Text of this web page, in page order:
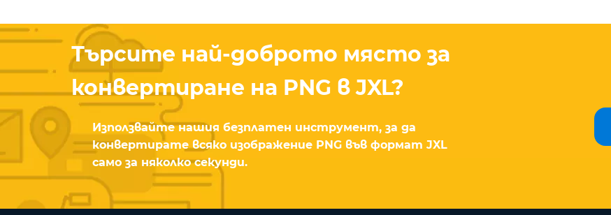
Търсите най-доброто място за
конвертиране на PNG в JXL?
Използвайте нашия безплатен инструмент, за да
конвертирате всяко изображение PNG във формат JXL
само за няколко секунди.